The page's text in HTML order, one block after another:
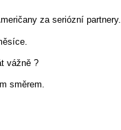
za seriózní partnery.
vážně ?
směrem.